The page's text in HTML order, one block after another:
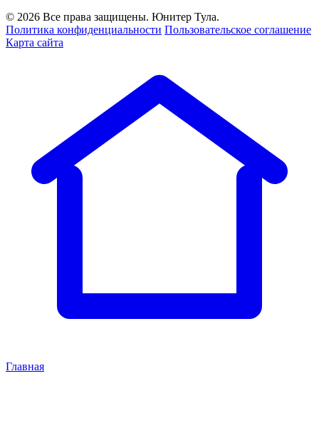
© 2026 Все права защищены. Юнитер Тула.
Политика конфиденциальности Пользовательское соглашение
Карта сайта
Главная